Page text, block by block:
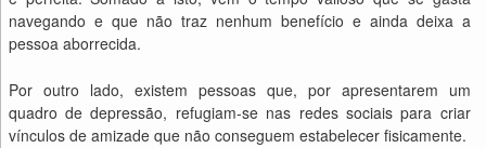
navegando e que não traz nenhum benefício e ainda deixa a
pessoa aborrecida.
Por outro lado, existem pessoas que, por apresentarem um
quadro de depressão, refugiam-se nas redes sociais para criar
vínculos de amizade que não conseguem estabelecer fisicamente.